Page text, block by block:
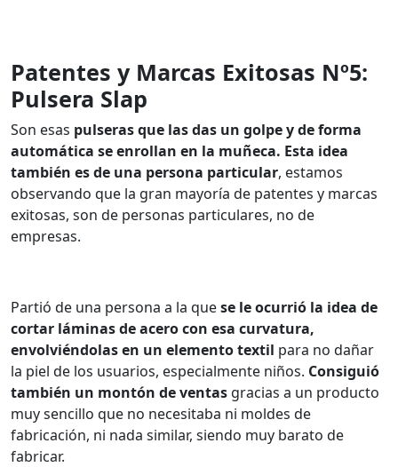
Patentes y Marcas Exitosas Nº5:
Pulsera Slap
Son esas pulseras que las das un golpe y de forma
automática se enrollan en la muñeca. Esta idea
también es de una persona particular, estamos
observando que la gran mayoría de patentes y marcas
exitosas, son de personas particulares, no de
empresas.
Partió de una persona a la quese le ocurrió la idea de
cortar láminas de acero con esa curvatura,
envolviéndolas en un elemento textil para no dañar
la piel de los usuarios, especialmente niños. Consiguió
también un montón de ventas gracias a un producto
muy sencillo que no necesitaba ni moldes de
fabricación, ni nada similar, siendo muy barato de
fabricar.